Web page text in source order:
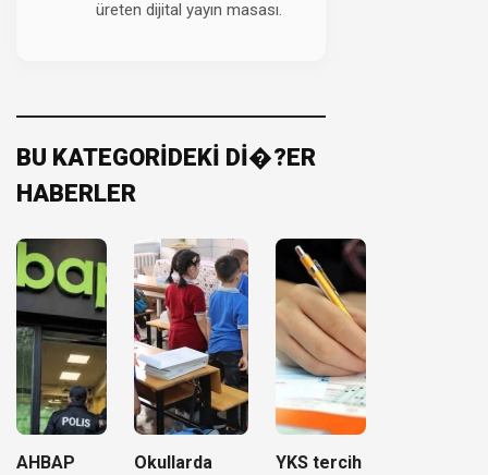
üreten dijital yayın masası.
BU KATEGORİDEKİ Dİ�?ER
HABERLER
AHBAP
Okullarda
YKS tercih